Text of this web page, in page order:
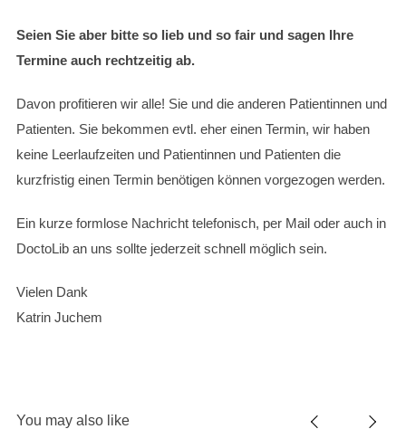
Seien Sie aber bitte so lieb und so fair und sagen Ihre
Termine auch rechtzeitig ab.
Davon profitieren wir alle! Sie und die anderen Patientinnen und
Patienten. Sie bekommen evtl. eher einen Termin, wir haben
keine Leerlaufzeiten und Patientinnen und Patienten die
kurzfristig einen Termin benötigen können vorgezogen werden.
Ein kurze formlose Nachricht telefonisch, per Mail oder auch in
DoctoLib an uns sollte jederzeit schnell möglich sein.
Vielen Dank
Katrin Juchem
You may also like